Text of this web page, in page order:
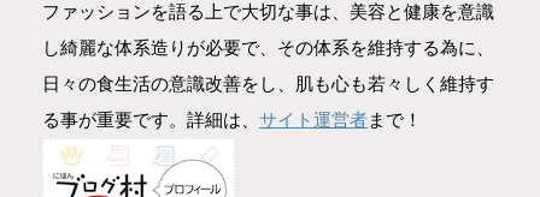
ファッションを語る上で大切な事は、美容と健康を意識
し綺麗な体系造りが必要で、その体系を維持する為に、
日々の食生活の意識改善をし、肌も心も若々しく維持す
る事が重要です。詳細は、 サイト運営者まで！